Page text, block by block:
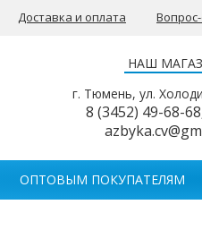
Доставка и оплата
НАШ
г. Тюмень, ул.
8 (3452) 49-68-68
ОПТОВЫМ ПОКУПАТЕЛЯМ